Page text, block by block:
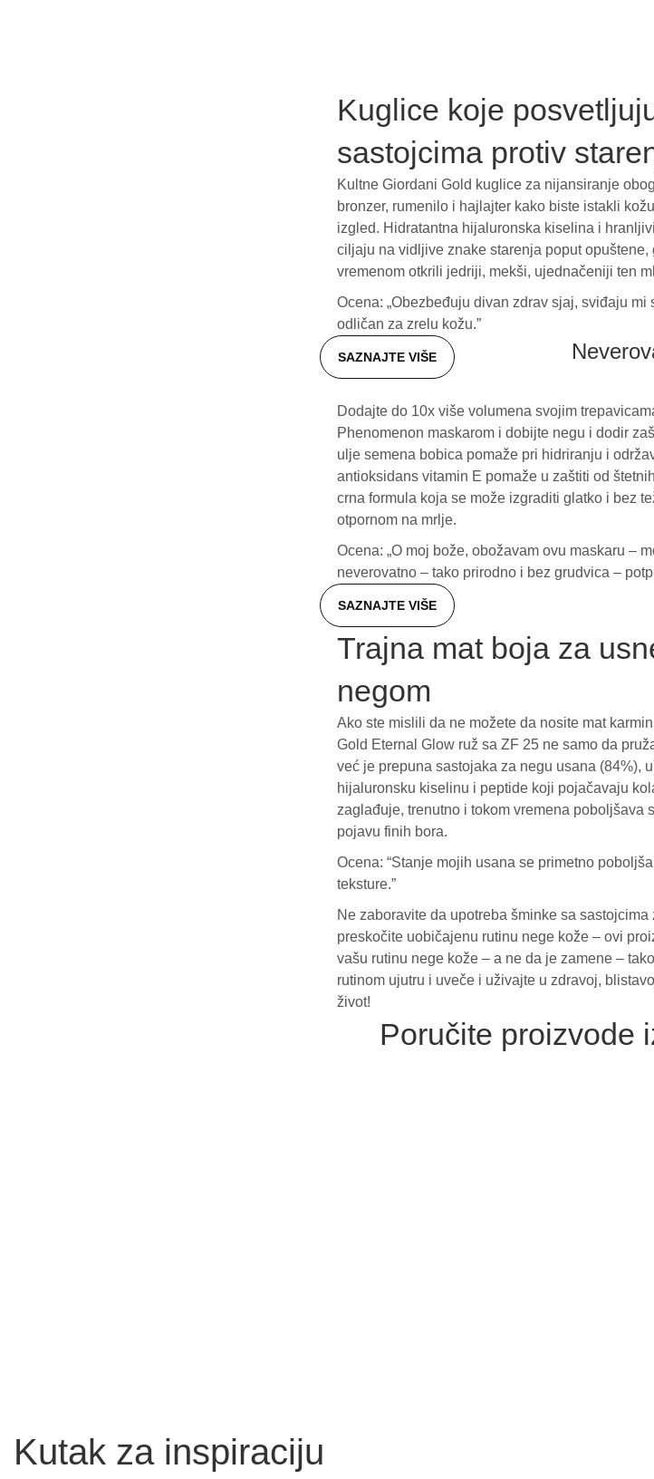
Kuglice koje
sastojcima protiv
Kultne Giordani Gold kuglice za nijansiranje
bronzer, rumenilo i hajlajter kako biste istakli
izgled. Hidratantna hijaluronska kiselina i
ciljaju na vidljive znake starenja poput
vremenom otkrili jedriji, mekši, ujednačeniji ten
Ocena: „Obezbeđuju divan zdrav sjaj, sviđaju
odličan za zrelu kožu.”
SAZNAJTE VIŠE
Dodajte do 10x više volumena svojim
Phenomenon maskarom i dobijte negu i dodir
ulje semena bobica pomaže pri hidriranju i
antioksidans vitamin E pomaže u zaštiti od
crna formula koja se može izgraditi glatko i bez
otpornom na mrlje.
Ocena: „O moj bože, obožavam ovu maskaru –
neverovatno – tako prirodno i bez grudvica –
SAZNAJTE VIŠE
Trajna mat boja za
negom
Ako ste mislili da ne možete da nosite mat
Gold Eternal Glow ruž sa ZF 25 ne samo da
već je prepuna sastojaka za negu usana (84%),
hijaluronsku kiselinu i peptide koji pojačavaju
zaglađuje, trenutno i tokom vremena poboljšava
pojavu finih bora.
Ocena: “Stanje mojih usana se primetno
teksture.”
Ne zaboravite da upotreba šminke sa
preskočite uobičajenu rutinu nege kože – ovi
vašu rutinu nege kože – a ne da je zamene –
rutinom ujutru i uveče i uživajte u zdravoj,
život!
Poručite proizvode
Kutak za inspiraciju